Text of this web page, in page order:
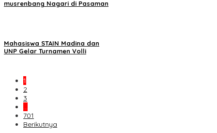
musrenbang Nagari di Pasaman
Mahasiswa STAIN Madina dan
UNP Gelar Turnamen Volli
1
2
3
…
701
Berikutnya